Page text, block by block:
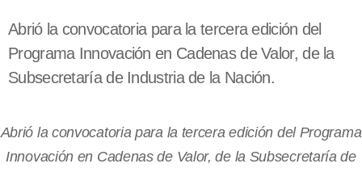
Abrió la convocatoria para la tercera edición del
Programa Innovación en Cadenas de Valor, de la
Subsecretaría de Industria de la Nación.
Abrió la convocatoria para la tercera edición del Programa
Innovación en Cadenas de Valor, de la Subsecretaría de